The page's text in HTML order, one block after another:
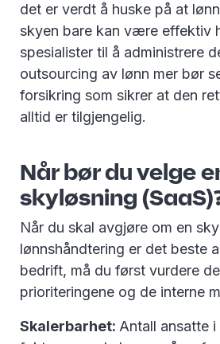
det er verdt å huske på at
skyen bare kan være effektiv
spesialister til å administrere
outsourcing av lønn mer bør
forsikring som sikrer at den
alltid er tilgjengelig.
Når bør du velge
skyløsning
Når du skal avgjøre om en
lønnshåndtering er det beste
bedrift, må du først vurdere
prioriteringene og de interne
Skalerbarhet: Antall ansatte